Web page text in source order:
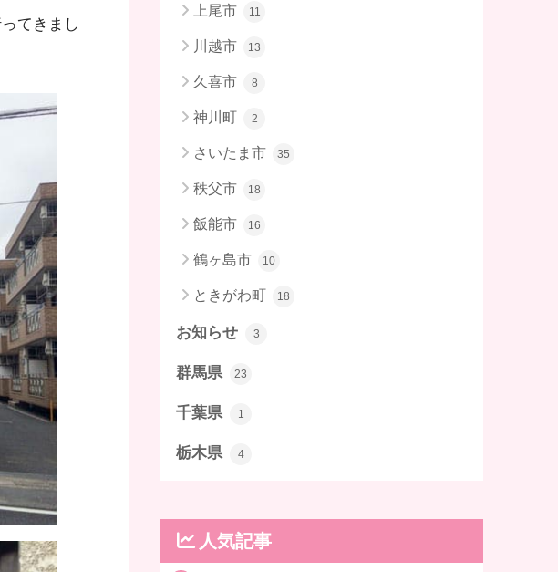
てきまし
上尾市 11
川越市 13
久喜市 8
神川町 2
さいたま市 35
秩父市 18
飯能市 16
鶴ヶ島市 10
ときがわ町 18
お知らせ 3
群馬県 23
千葉県 1
栃木県 4
人気記事